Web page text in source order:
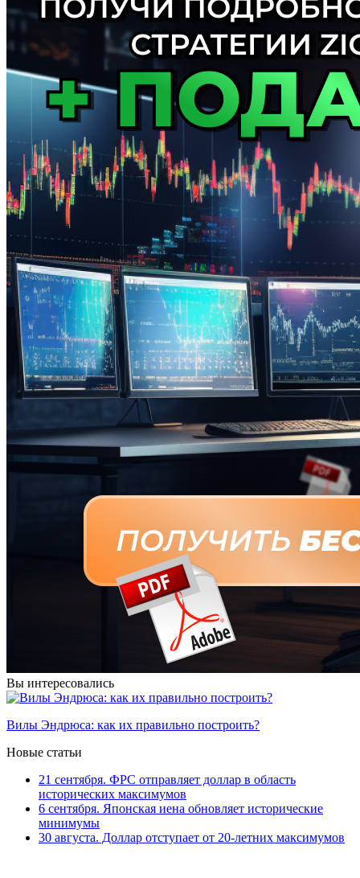
Вы интересовались
Вилы Эндрюса: как их правильно построить?
Новые статьи
21 сентября. ФРС отправляет доллар в область
исторических максимумов
6 сентября. Японская иена обновляет исторические
минимумы
30 августа. Доллар отступает от 20-летних максимумов